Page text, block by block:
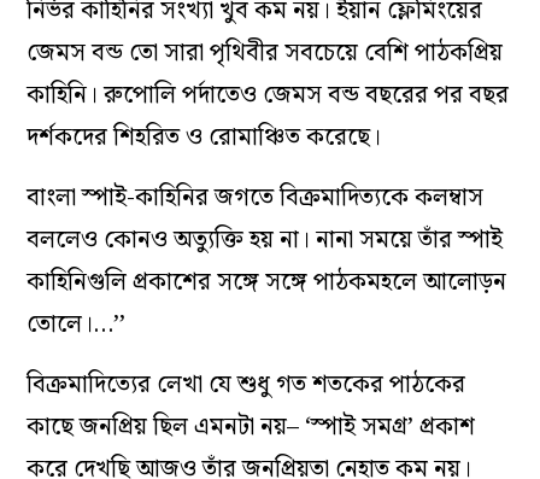
নির্ভর কাহিনির সংখ্যা খুব কম নয়। ইয়ান ফ্লেমিংয়ের
জেমস বন্ড তো সারা পৃথিবীর সবচেয়ে বেশি পাঠকপ্রিয়
কাহিনি। রুপোলি পর্দাতেও জেমস বন্ড বছরের পর বছর
দর্শকদের শিহরিত ও রোমাঞ্চিত করেছে।
বাংলা স্পাই-কাহিনির জগতে বিক্রমাদিত্যকে কলম্বাস
বললেও কোনও অত্যুক্তি হয় না। নানা সময়ে তাঁর স্পাই
কাহিনিগুলি প্রকাশের সঙ্গে সঙ্গে পাঠকমহলে আলোড়ন
তোলে।…’’
বিক্রমাদিত্যের লেখা যে শুধু গত শতকের পাঠকের
কাছে জনপ্রিয় ছিল এমনটা নয়– ‘স্পাই সমগ্র’ প্রকাশ
করে দেখছি আজও তাঁর জনপ্রিয়তা নেহাত কম নয়।